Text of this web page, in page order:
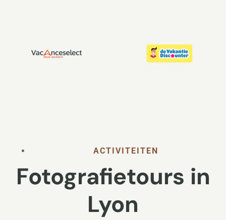
ACTIVITEITEN
Fotografietours in
Lyon